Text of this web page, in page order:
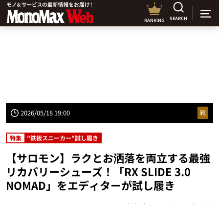
RANKING SEARCH
2026/05/18 19:00 靴
特集 "鉄板スニーカー"試し履き
【サロモン】ラクとお洒落を両立する最強
リカバリーシューズ！「RX SLIDE 3.0
NOMAD」をエディターが試し履き